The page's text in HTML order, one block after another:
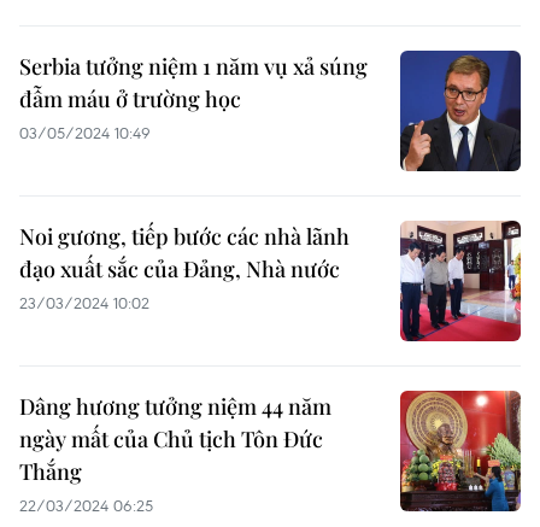
Serbia tưởng niệm 1 năm vụ xả súng
đẫm máu ở trường học
03/05/2024 10:49
Noi gương, tiếp bước các nhà lãnh
đạo xuất sắc của Đảng, Nhà nước
23/03/2024 10:02
Dâng hương tưởng niệm 44 năm
ngày mất của Chủ tịch Tôn Đức
Thắng
22/03/2024 06:25